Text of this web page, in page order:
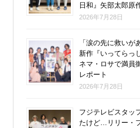
日和』矢部太郎原
2026年7月28日
「涙の先に救いが
新作『いってらっ
ネマ・ロサで満員
レポート
2026年7月28日
フジテレビスタッ
たけど…リリー・